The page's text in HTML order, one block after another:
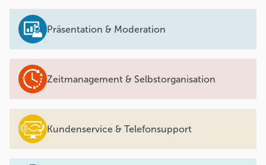
Präsentation & Moderation
Zeitmanagement & Selbstorganisation
Kundenservice & Telefonsupport